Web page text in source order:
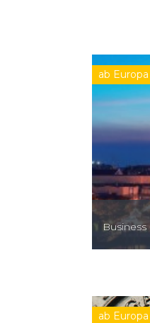
ab Europa
Business
ab Europa